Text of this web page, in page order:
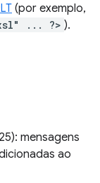
(por exemplo,
... ?> ).
mensagens
ao